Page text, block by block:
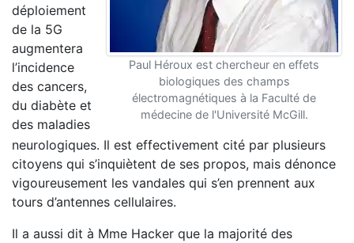
Paul Héroux est chercheur en effets
biologiques des champs
électromagnétiques à la Faculté de
médecine de l'Université McGill.
déploiement
de la 5G
augmentera
l’incidence
des cancers,
du diabète et
des maladies
neurologiques. Il est effectivement cité par plusieurs
citoyens qui s’inquiètent de ses propos, mais dénonce
vigoureusement les vandales qui s’en prennent aux
tours d’antennes cellulaires.
Il a aussi dit à Mme Hacker que la majorité des